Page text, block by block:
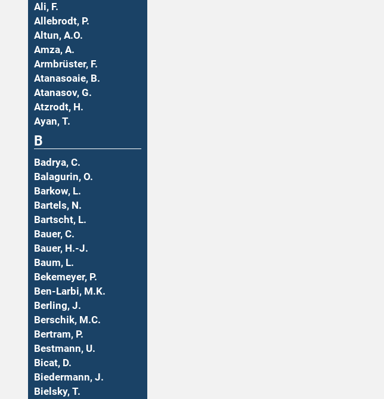
Ali, F.
Allebrodt, P.
Altun, A.O.
Amza, A.
Armbrüster, F.
Atanasoaie, B.
Atanasov, G.
Atzrodt, H.
Ayan, T.
B
Badrya, C.
Balagurin, O.
Barkow, L.
Bartels, N.
Bartscht, L.
Bauer, C.
Bauer, H.-J.
Baum, L.
Bekemeyer, P.
Ben-Larbi, M.K.
Berling, J.
Berschik, M.C.
Bertram, P.
Bestmann, U.
Bicat, D.
Biedermann, J.
Bielsky, T.